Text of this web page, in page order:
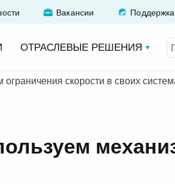
Вакансии Поддержка
ОТРАСЛЕВЫЕ РЕШЕНИЯ
скорости в своих